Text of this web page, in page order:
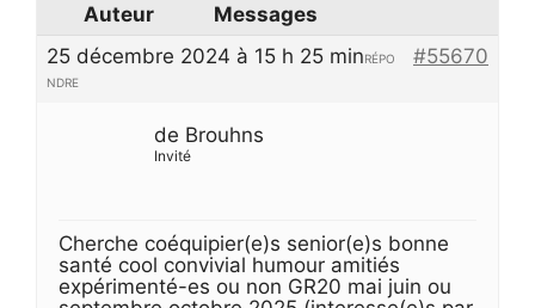
Auteur
Messages
25 décembre 2024 à 15 h 25 min
#55670
RÉPO
NDRE
de Brouhns
Invité
Cherche coéquipier(e)s senior(e)s bonne
santé cool convivial humour amitiés
expérimenté-es ou non GR20 mai juin ou